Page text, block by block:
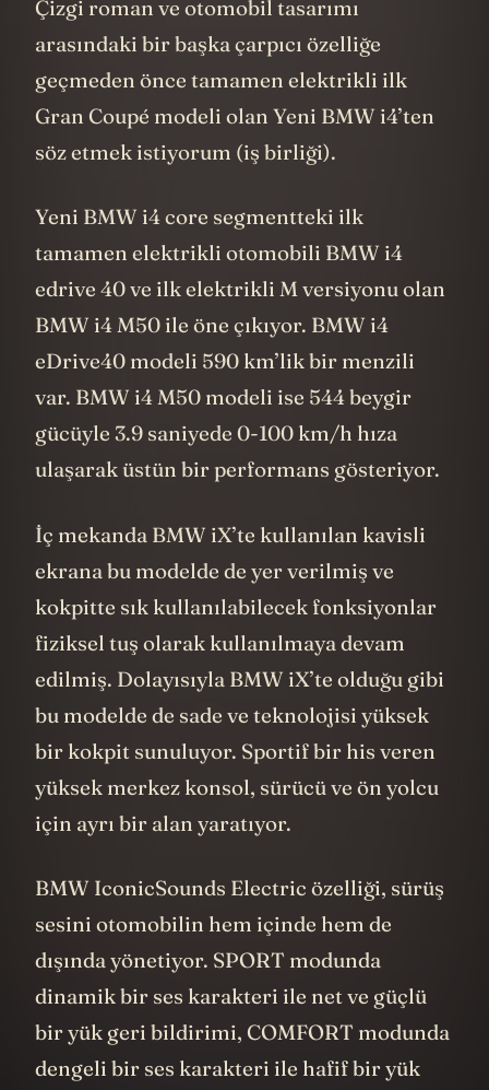
Çizgi roman ve otomobil tasarımı
arasındaki bir başka çarpıcı özelliğe
geçmeden önce tamamen elektrikli ilk
Gran Coupé modeli olan Yeni BMW i4’ten
söz etmek istiyorum (iş birliği).
Yeni BMW i4 core segmentteki ilk
tamamen elektrikli otomobili BMW i4
edrive 40 ve ilk elektrikli M versiyonu olan
BMW i4 M50 ile öne çıkıyor. BMW i4
eDrive40 modeli 590 km’lik bir menzili
var. BMW i4 M50 modeli ise 544 beygir
gücüyle 3.9 saniyede 0-100 km/h hıza
ulaşarak üstün bir performans gösteriyor.
İç mekanda BMW iX’te kullanılan kavisli
ekrana bu modelde de yer verilmiş ve
kokpitte sık kullanılabilecek fonksiyonlar
fiziksel tuş olarak kullanılmaya devam
edilmiş. Dolayısıyla BMW iX’te olduğu gibi
bu modelde de sade ve teknolojisi yüksek
bir kokpit sunuluyor. Sportif bir his veren
yüksek merkez konsol, sürücü ve ön yolcu
için ayrı bir alan yaratıyor.
BMW IconicSounds Electric özelliği, sürüş
sesini otomobilin hem içinde hem de
dışında yönetiyor. SPORT modunda
dinamik bir ses karakteri ile net ve güçlü
bir yük geri bildirimi, COMFORT modunda
dengeli bir ses karakteri ile hafif bir yük